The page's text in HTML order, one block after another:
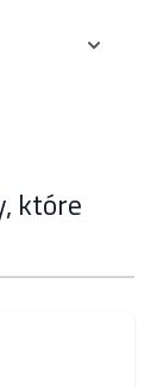
które